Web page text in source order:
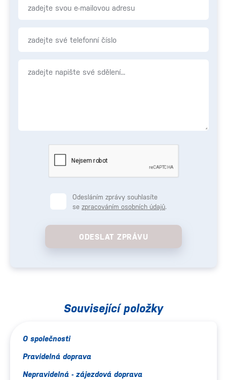
Odesláním zprávy souhlasíte
se zpracováním osobních údajů.
ODESLAT ZPRÁVU
Související položky
O společnosti
Pravidelná doprava
Nepravidelná - zájezdová doprava